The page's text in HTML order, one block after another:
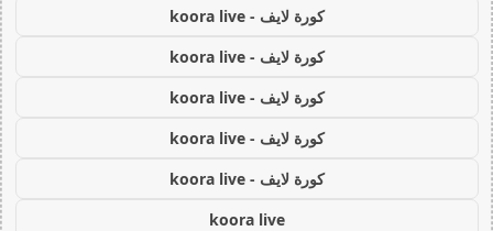
كورة لايف - koora live
كورة لايف - koora live
كورة لايف - koora live
كورة لايف - koora live
كورة لايف - koora live
koora live